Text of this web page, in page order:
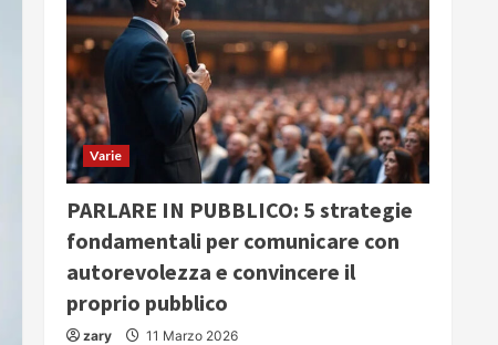
Varie
PARLARE IN PUBBLICO: 5 strategie
fondamentali per comunicare con
autorevolezza e convincere il
proprio pubblico
zary 11 Marzo 2026